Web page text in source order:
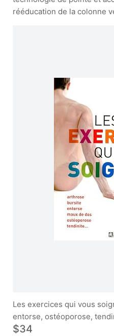
rééducation de la colonne
Les exercices qui vous
entorse, ostéoporose,
$34